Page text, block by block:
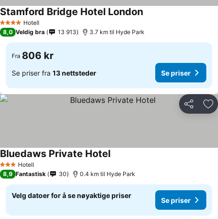
4 StjernerHotell
Stamford Bridge Hotel London
8,0 Veldig bra 13 913 3.7 km til Hyde Park
Fra 806 kr
Se priser fra 13 nettsteder Se priser
Del
3 StjernerHotell
Bluedaws Private Hotel
8,9 Fantastisk 30 0.4 km til Hyde Park
Velg datoer for å se nøyaktige priser
Se priser